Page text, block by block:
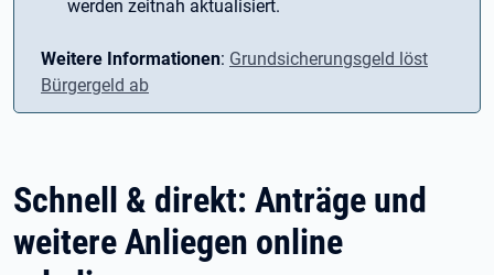
werden zeitnah aktualisiert.
Weitere Informationen: Grundsicherungsgeld löst
Bürgergeld ab
Schnell & direkt: Anträge und
weitere Anliegen online